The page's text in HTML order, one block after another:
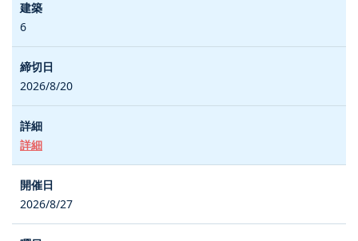
6
2026/8/20
詳細
2026/8/27